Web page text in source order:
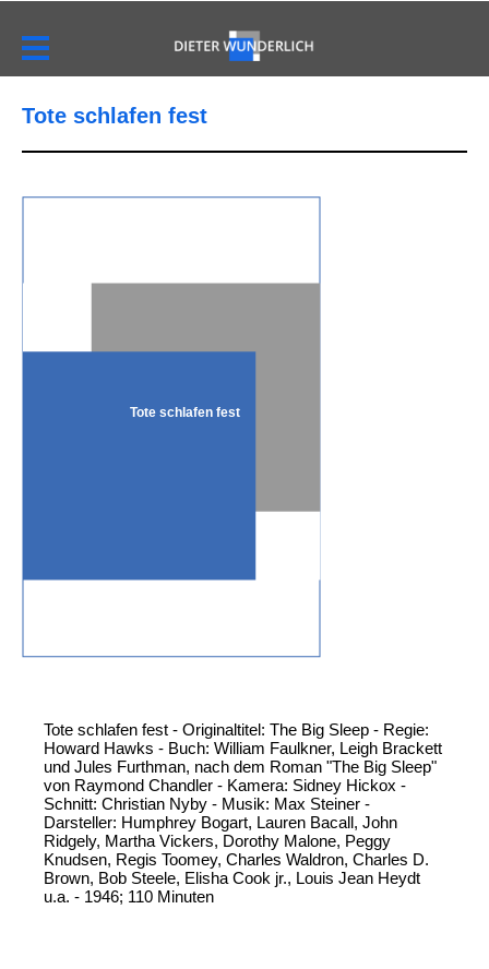
Tote schlafen fest
Tote schlafen fest
Tote schlafen fest - Originaltitel: The Big Sleep - Regie:
Howard Hawks - Buch: William Faulkner, Leigh Brackett
und Jules Furthman, nach dem Roman "The Big Sleep"
von Raymond Chandler - Kamera: Sidney Hickox -
Schnitt: Christian Nyby - Musik: Max Steiner -
Darsteller: Humphrey Bogart, Lauren Bacall, John
Ridgely, Martha Vickers, Dorothy Malone, Peggy
Knudsen, Regis Toomey, Charles Waldron, Charles D.
Brown, Bob Steele, Elisha Cook jr., Louis Jean Heydt
u.a. - 1946; 110 Minuten